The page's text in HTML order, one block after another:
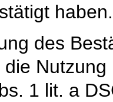
haben.
des
1 lit. a